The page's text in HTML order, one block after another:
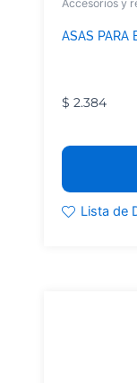
Accesorios y
ASAS PARA
$ 2.384
Lista de